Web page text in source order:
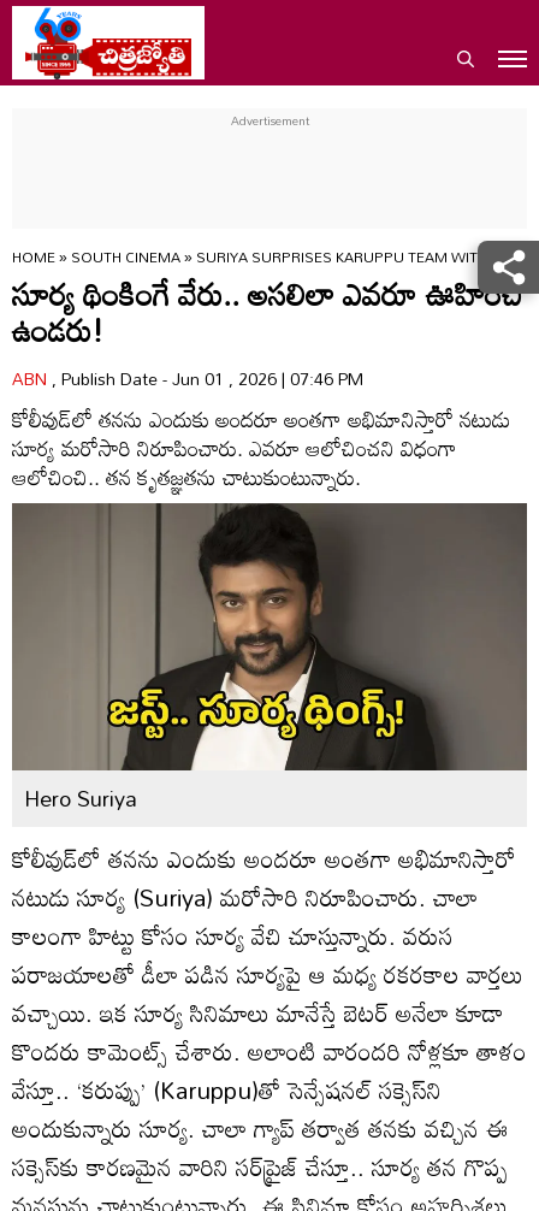
HOME»SOUTH CINEMA»SURIYA SURPRISES KARUPPU TEAM WITH
సూర్య థింకింగే వేరు.. అసలిలా ఎవరూ ఊహించి
ఉండరు!
ABN, Publish Date - Jun 01 , 2026 | 07:46 PM
కోలీవుడ్‌లో తనను ఎందుకు అందరూ అంతగా అభిమానిస్తారో నటుడు
సూర్య మరోసారి నిరూపించారు. ఎవరూ ఆలోచించని విధంగా
ఆలోచించి.. తన కృతజ్ఞతను చాటుకుంటున్నారు.
Hero Suriya
కోలీవుడ్‌లో తనను ఎందుకు అందరూ అంతగా అభిమానిస్తారో
నటుడు సూర్య (Suriya) మరోసారి నిరూపించారు. చాలా
కాలంగా హిట్టు కోసం సూర్య వేచి చూస్తున్నారు. వరుస
పరాజయాలతో డీలా పడిన సూర్యపై ఆ మధ్య రకరకాల వార్తలు
వచ్చాయి. ఇక సూర్య సినిమాలు మానేస్తే బెటర్ అనేలా కూడా
కొందరు కామెంట్స్ చేశారు. అలాంటి వారందరి నోళ్లకూ తాళం
వేస్తూ.. ‘కరుప్పు’ (Karuppu)తో సెన్సేషనల్ సక్సెస్‌ని
అందుకున్నారు సూర్య. చాలా గ్యాప్ తర్వాత తనకు వచ్చిన ఈ
సక్సెస్‌‌కు కారణమైన వారిని సర్‌ప్రైజ్ చేస్తూ.. సూర్య తన గొప్ప